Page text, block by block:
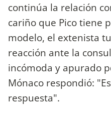
continúa la relación
cariño que Pico tiene
modelo, el extenista
reacción ante la
incómoda y apurado
Mónaco respondió:
respuesta".